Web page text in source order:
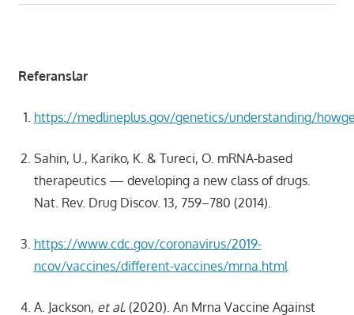
Referanslar
https://medlineplus.gov/genetics/understanding/
Sahin, U., Kariko, K. & Tureci, O. mRNA-based
therapeutics — developing a new class of drugs.
Nat. Rev. Drug Discov. 13, 759–780 (2014).
https://www.cdc.gov/coronavirus/2019-
ncov/vaccines/different-vaccines/mrna.html
A. Jackson, et al. (2020). An Mrna Vaccine Against